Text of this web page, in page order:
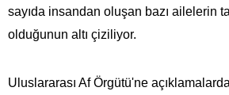
sayıda insandan oluşan bazı ailelerin
olduğunun altı çiziliyor.
Uluslararası Af Örgütü'ne